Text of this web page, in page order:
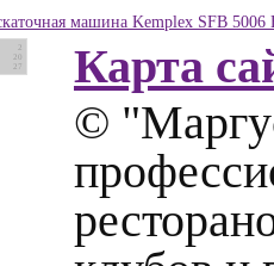
машина Kemplex SFB 5006
2
20
27
Карта
©